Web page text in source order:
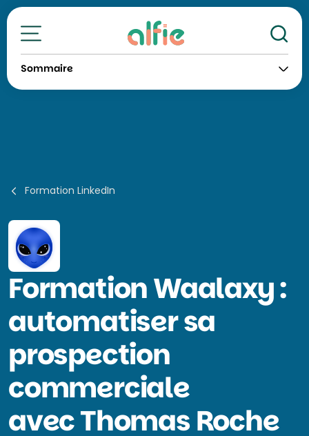
Toutes nos formations
Sommaire
Formation LinkedIn
FormationWaalaxy :
automatiser sa
prospection
commerciale
avec Thomas Roche